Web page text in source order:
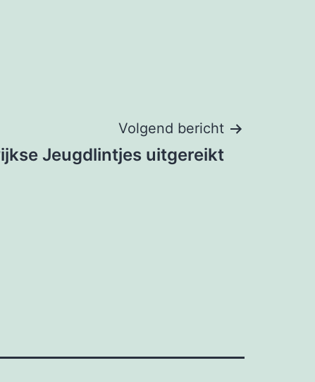
Volgend bericht
Jeugdlintjes uitgereikt